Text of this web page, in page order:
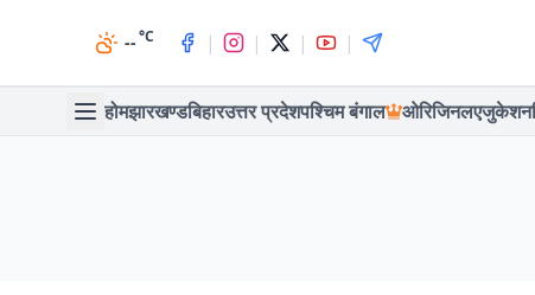
--°C | | | |
होमझारखण्डबिहारउत्तर प्रदेशपश्चिम बंगाल ओरिजिनलएजुकेशन